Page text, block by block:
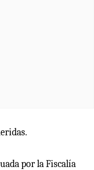
por la Fiscalía